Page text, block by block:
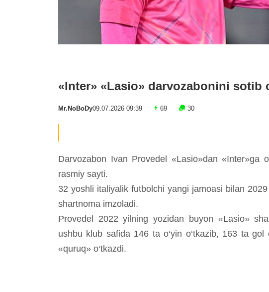
«Inter» «Lasio» darvozabonini sotib
Mr.NoBoDy09.07.2026 09:39 69 30
Darvozabon Ivan Provedel «Lasio»dan «Inter»ga
rasmiy sayti.
32 yoshli italiyalik futbolchi yangi jamoasi bilan
shartnoma imzoladi.
Provedel 2022 yilning yozidan buyon «Lasio»
ushbu klub safida 146 ta o‘yin o‘tkazib, 163 ta
«quruq» o‘tkazdi.